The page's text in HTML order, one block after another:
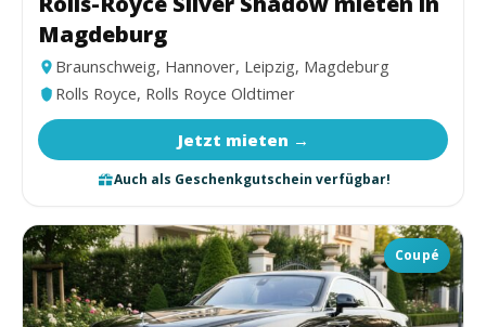
Magdeburg
Braunschweig, Hannover, Leipzig, Magdeburg
Rolls Royce, Rolls Royce Oldtimer
Jetzt mieten →
Auch als Geschenkgutschein verfügbar!
Coupé